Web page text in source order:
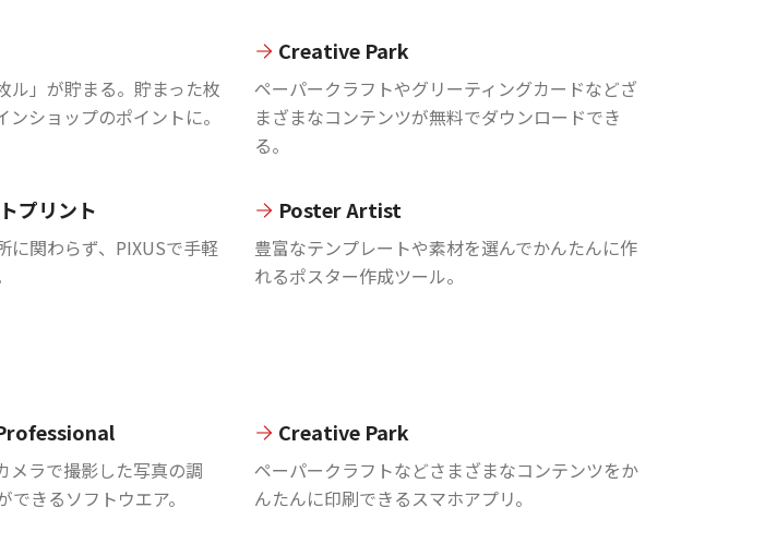
ル」が貯まる。貯まった枚
ショップのポイントに。
Creative Park
ペーパークラフトやグリーティングカードなどざ
まざまなコンテンツが無料でダウンロードでき
る。
プリント
に関わらず、PIXUSで手軽
Poster Artist
豊富なテンプレートや素材を選んでかんたんに作
れるポスター作成ツール。
メラで撮影した写真の調
できるソフトウエア。
Creative Park
ペーパークラフトなどさまざまなコンテンツをか
んたんに印刷できるスマホアプリ。